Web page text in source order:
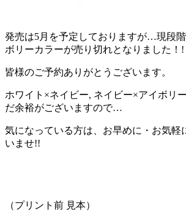
発売は5月を予定しておりますが…現段
ボリーカラーが売り切れとなりました！!
皆様のご予約ありがとうございます。
ホワイト×ネイビー, ネイビー×アイボリ
だ余裕がございますので…
気になっている方は、お早めに・お気軽
いませ!!
（プリント前 見本）